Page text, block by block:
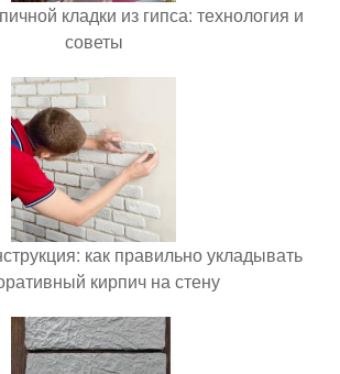
кладки из гипса: технология и
советы
как правильно укладывать
кирпич на стену